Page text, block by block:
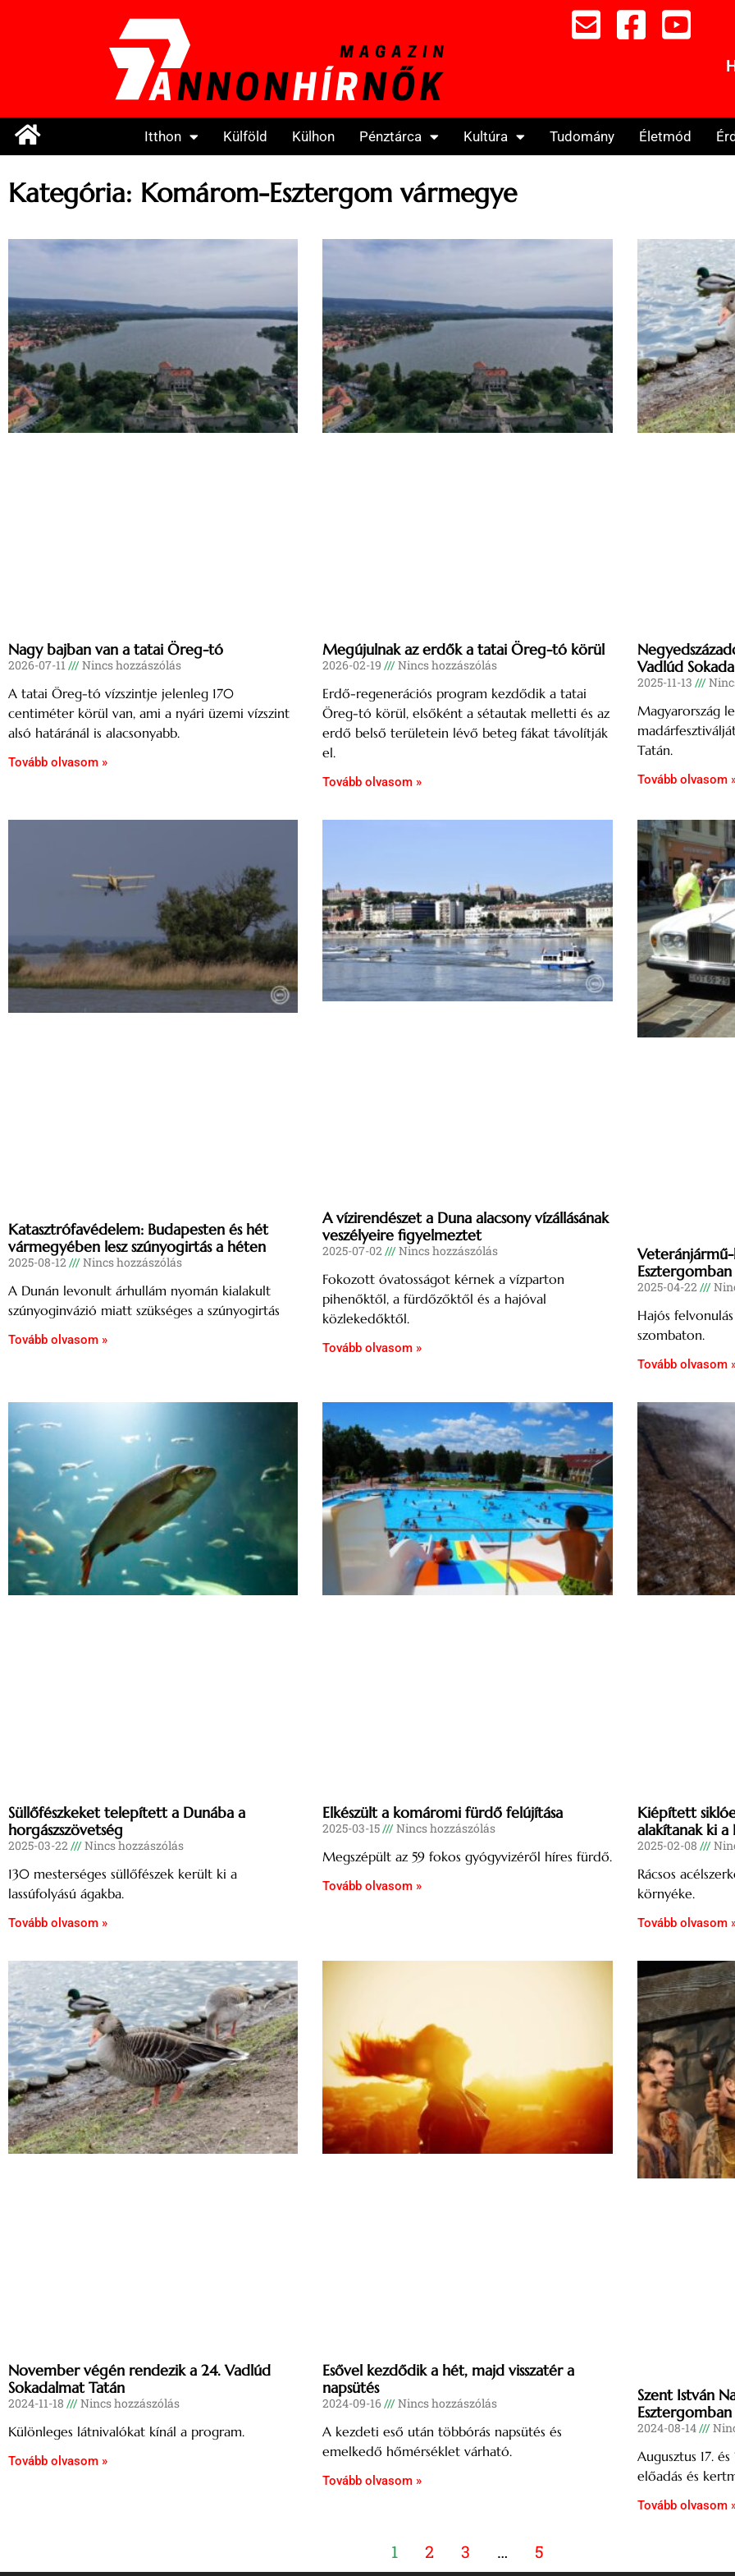
Itthon Külföld Külhon Pénztárca Kultúra Tudomány Életmód
Kategória: Komárom-Esztergom vármegye
Nagy bajban van a tatai Öreg-tó
2026-07-11 Nincs hozzászólás
A tatai Öreg-tó vízszintje jelenleg 170
centiméter körül van, ami a nyári üzemi vízszint
alsó határánál is alacsonyabb.
Tovább olvasom »
Megújulnak az erdők a tatai Öreg-tó körül
2026-02-19 Nincs hozzászólás
Erdő-regenerációs program kezdődik a tatai
Öreg-tó körül, elsőként a sétautak melletti és az
erdő belső területein lévő beteg fákat távolítják
el.
Tovább olvasom »
Vadlúd
2025-11-13
Magyarország
Tatán.
Tovább olvasom
Katasztrófavédelem: Budapesten és hét
vármegyében lesz szúnyogirtás a héten
2025-08-12 Nincs hozzászólás
A Dunán levonult árhullám nyomán kialakult
szúnyoginvázió miatt szükséges a szúnyogirtás
Tovább olvasom »
A vízirendészet a Duna alacsony vízállásának
veszélyeire figyelmeztet
2025-07-02 Nincs hozzászólás
Fokozott óvatosságot kérnek a vízparton
pihenőktől, a fürdőzőktől és a hajóval
közlekedőktől.
Tovább olvasom »
Esztergomban
2025-04-22
Hajós
szombaton.
Tovább olvasom
Süllőfészkeket telepített a Dunába a
horgászszövetség
2025-03-22 Nincs hozzászólás
130 mesterséges süllőfészek került ki a
lassúfolyású ágakba.
Tovább olvasom »
Elkészült a komáromi fürdő felújítása
2025-03-15 Nincs hozzászólás
Megszépült az 59 fokos gyógyvizéről híres fürdő.
Tovább olvasom »
Kiépített
alakítanak ki a
2025-02-08
Rácsos
környéke.
Tovább olvasom
November végén rendezik a 24. Vadlúd
Sokadalmat Tatán
2024-11-18 Nincs hozzászólás
Különleges látnivalókat kínál a program.
Tovább olvasom »
Esővel kezdődik a hét, majd visszatér a
napsütés
2024-09-16 Nincs hozzászólás
A kezdeti eső után többórás napsütés és
emelkedő hőmérséklet várható.
Tovább olvasom »
Szent István
Esztergomban
2024-08-14
Augusztus 17.
előadás és
Tovább olvasom
1 2 3 … 5